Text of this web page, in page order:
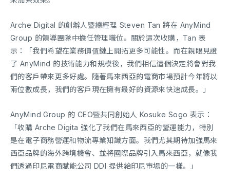
Arche Digital 的創辦人暨總經理 Steven Tan 將在 AnyMind
Group 的領導團隊中擔任管理職位。關於這次收購，Tan 表
示：「我們希望在業務價值鏈上開拓更多可能性。而在親眼見證
了 AnyMind 的技術能力和規模後，我們相信這個決定將會對我
們的客戶帶來更多好處。隨著馬來西亞的電商市場預計今年將以
兩位數成長，我們的客戶現在擁有最好的資源來快速成長。」
AnyMind Group 的 CEO暨共同創始人 Kosuke Sogo 表示：
「收購 Arche Digita 強化了我們在馬來西亞的營運能力，特別
是在電子商務營運和物流專業知識方面。我們尤其期待加強馬來
西亞品牌的海外跨境機會、並將國際品牌引入馬來西亞，就像我
們透過印尼電商賦能公司 DDI 提供給印尼市場的一樣。」